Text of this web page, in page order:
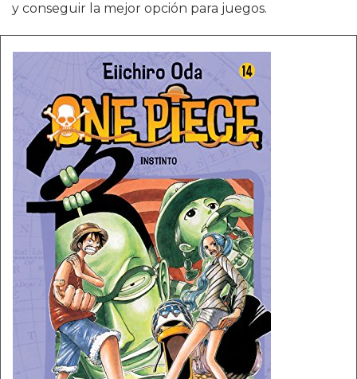
y conseguir la mejor opción para juegos.